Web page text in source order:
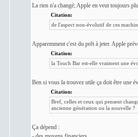
La rien n'a changé; Apple en veut toujours
Citation:
de l'aspect non-évolutif de ces
Apparemment c'est du prêt à jeter. Apple
Citation:
la Touch Bar est-elle vraiment une
Ben si vous la trouvez utile ça doit être une
Citation:
Bref, celles et ceux qui pensent
ancienne génération ou la nouvelle ?
Ça dépend :